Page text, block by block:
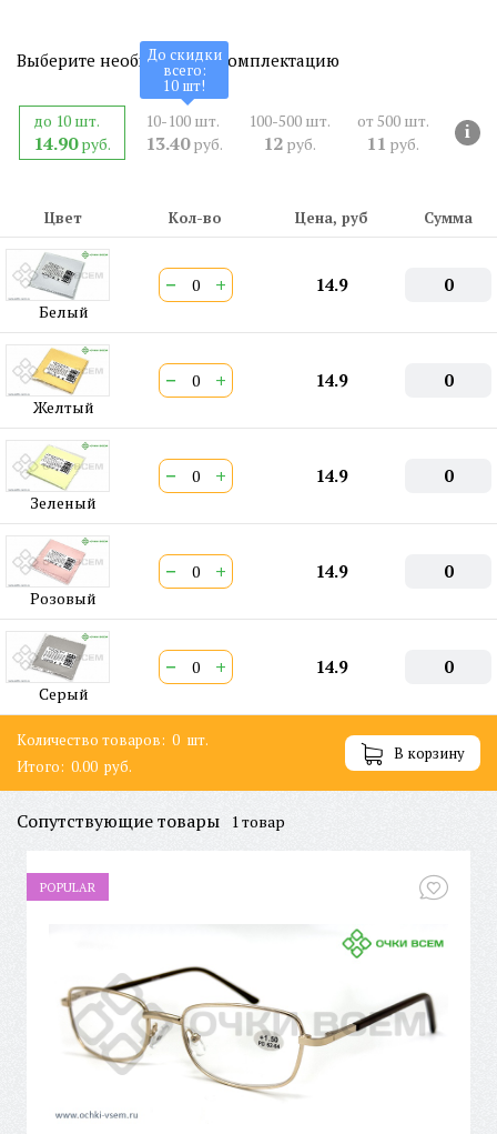
Выберите необходимую комплектацию
до 10 шт.
14.90руб.
10-100 шт.
13.40руб.
До скидки
всего:
10 шт!
100-500 шт.
12 руб.
от 500 шт.
11 руб.
i
Цвет Кол-во Цена, руб Сумма
Белый
− + 14.9 0
Желтый
− + 14.9 0
Зеленый
− + 14.9 0
Розовый
− + 14.9 0
Серый
− + 14.9 0
Количество товаров: 0 шт.
Итого: 0.00 руб.
В корзину
Сопутствующие товары 1 товар
POPULAR